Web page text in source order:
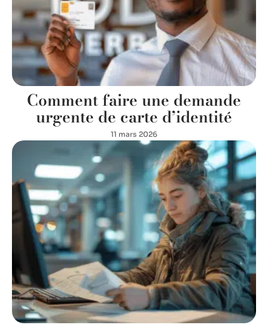
Comment faire une demande
urgente de carte d’identité
11 mars 2026